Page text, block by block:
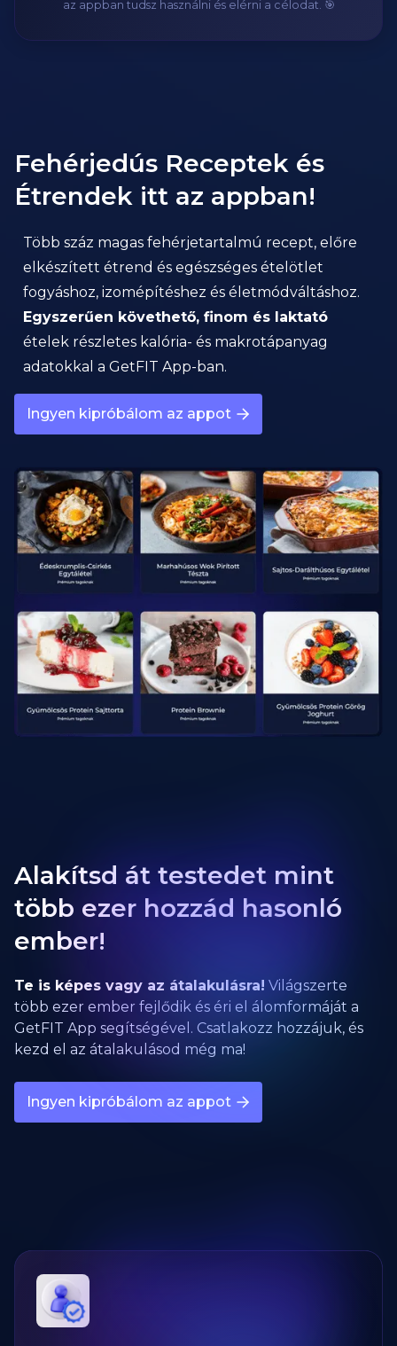
az appban tudsz használni és elérni a célodat. 🎯
Fehérjedús Receptek és
Étrendek itt az appban!
Több száz magas fehérjetartalmú recept, előre
elkészített étrend és egészséges ételötlet
fogyáshoz, izomépítéshez és életmódváltáshoz.
Egyszerűen követhető, finom és laktató
ételek részletes kalória- és makrotápanyag
adatokkal a GetFIT App-ban.
Ingyen kipróbálom az appot
Alakítsd át testedet mint
több ezer hozzád hasonló
ember!
Te is képes vagy az átalakulásra! Világszerte
több ezer ember fejlődik és éri el álomformáját a
GetFIT App segítségével. Csatlakozz hozzájuk, és
kezd el az átalakulásod még ma!
Ingyen kipróbálom az appot